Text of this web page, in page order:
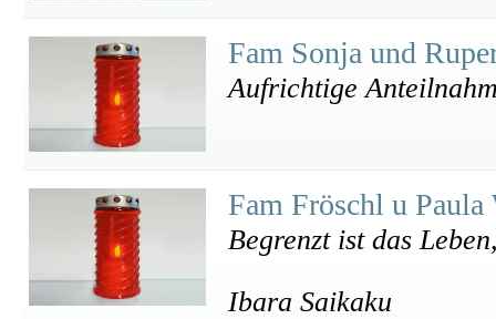
Fam Sonja und
Aufrichtige
Fam Fröschl u
Begrenzt ist das
Ibara Saikaku